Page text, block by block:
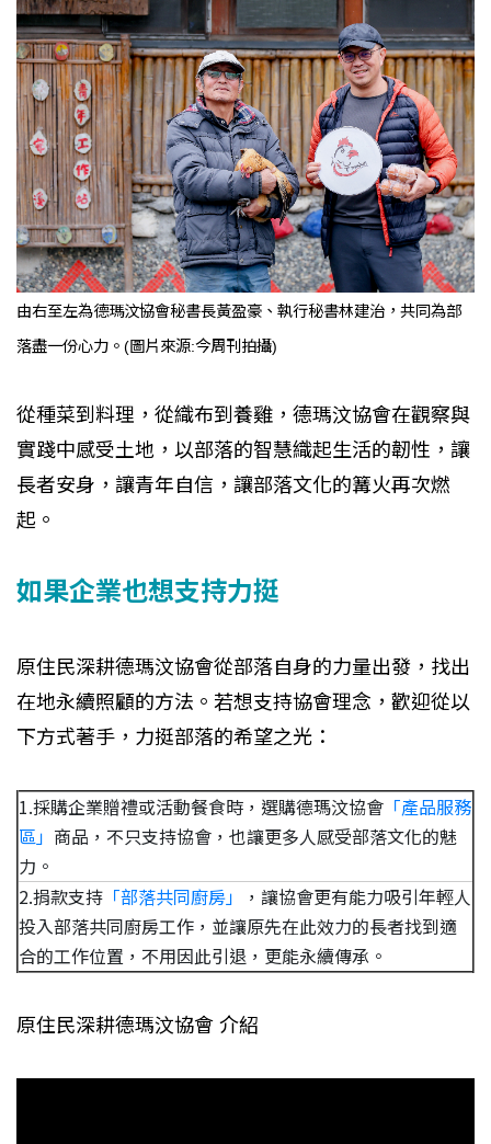
由右至左為德瑪汶協會秘書長黃盈豪、執行秘書林建治，共同為部
落盡一份心力。(圖片來源:今周刊拍攝)
從種菜到料理，從織布到養雞，德瑪汶協會在觀察與
實踐中感受土地，以部落的智慧織起生活的韌性，讓
長者安身，讓青年自信，讓部落文化的篝火再次燃
起。
如果企業也想支持力挺
原住民深耕德瑪汶協會從部落自身的力量出發，找出
在地永續照顧的方法。若想支持協會理念，歡迎從以
下方式著手，力挺部落的希望之光：
1.採購企業贈禮或活動餐食時，選購德瑪汶協會 「產品服務
區」 商品，不只支持協會，也讓更多人感受部落文化的魅
力。
2.捐款支持 「部落共同廚房」
，讓協會更有能力吸引年輕人
投入部落共同廚房工作，並讓原先在此效力的長者找到適
合的工作位置，不用因此引退，更能永續傳承。
原住民深耕德瑪汶協會 介紹